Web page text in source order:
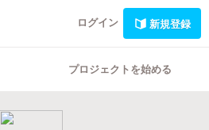
ログイン 新規登録
プロジェクトを始める